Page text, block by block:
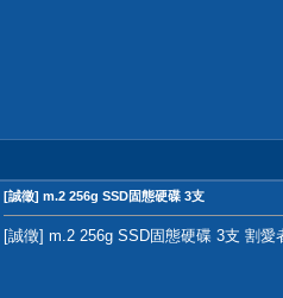
[誠徵] m.2 256g SSD固態硬碟 3支
[誠徵] m.2 256g SSD固態硬碟 3支 割